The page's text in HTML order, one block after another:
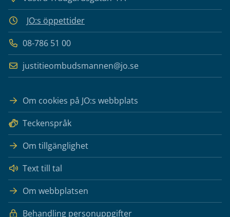
JO:s öppettider
08-786 51 00
justitieombudsmannen@jo.se
Om cookies på JO:s webbplats
Teckenspråk
Om tillgänglighet
Text till tal
Om webbplatsen
Behandling personuppgifter